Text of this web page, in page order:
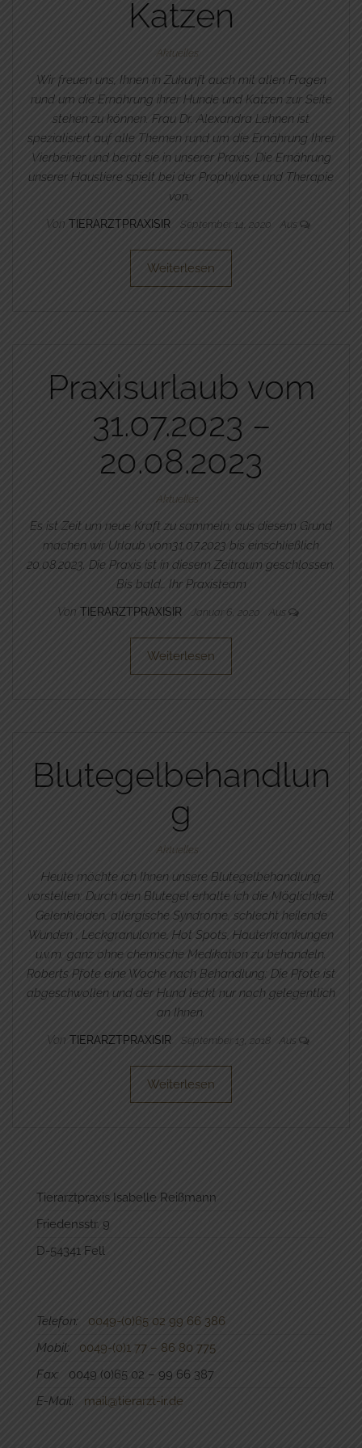
Katzen
Aktuelles
Wir freuen uns, Ihnen in Zukunft auch mit allen Fragen
rund um die Ernährung ihrer Hunde und Katzen zur Seite
stehen zu können. Frau Dr. Alexandra Lehnen ist
spezialisiert auf alle Themen rund um die Ernährung Ihrer
Vierbeiner und berät sie in unserer Praxis. Die Ernährung
unserer Haustiere spielt bei der Prophylaxe und Therapie
von…
Von TIERARZTPRAXISIR September 14, 2020 Aus
Weiterlesen
Praxisurlaub vom
31.07.2023 –
20.08.2023
Aktuelles
Es ist Zeit um neue Kraft zu sammeln, aus diesem Grund
machen wir Urlaub vom31.07.2023 bis einschließlich
20.08.2023. Die Praxis ist in diesem Zeitraum geschlossen.
Bis bald… Ihr Praxisteam
Von TIERARZTPRAXISIR Januar 6, 2020 Aus
Weiterlesen
Blutegelbehandlun
g
Aktuelles
Heute möchte ich Ihnen unsere Blutegelbehandlung
vorstellen: Durch den Blutegel erhalte ich die Möglichkeit
Gelenkleiden, allergische Syndrome, schlecht heilende
Wunden , Leckgranulome, Hot Spots, Hauterkrankungen
u.v.m. ganz ohne chemische Medikation zu behandeln.
Roberts Pfote eine Woche nach Behandlung: Die Pfote ist
abgeschwollen und der Hund leckt nur noch gelegentlich
an Ihnen.
Von TIERARZTPRAXISIR September 13, 2018 Aus
Weiterlesen
Tierarztpraxis Isabelle Reißmann
Friedensstr. 9
D-54341 Fell
Telefon:
0049-(0)65 02 99 66 386
Mobil:
0049-(0)1 77 – 86 80 775
Fax: 0049 (0)65 02 – 99 66 387
E-Mail:
mail@tierarzt-ir.de